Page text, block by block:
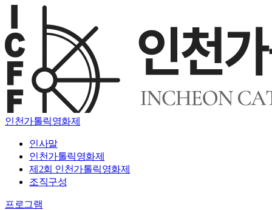
인천가톨릭영화제
인사말
인천가톨릭영화제
제2회 인천가톨릭영화제
조직구성
프로그램